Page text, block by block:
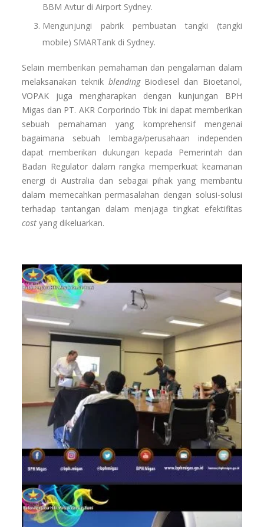
BBM Avtur di Airport Sydney.
Mengunjungi pabrik pembuatan tangki (tangki
mobile) SMARTank di Sydney.
Selain memberikan pemahaman dan pengalaman dalam
melaksanakan teknik blendingBiodiesel dan Bioetanol,
VOPAK juga mengharapkan dengan kunjungan BPH
Migas dan PT. AKR Corporindo Tbk ini dapat memberikan
sebuah pemahaman yang komprehensif mengenai
bagaimana sebuah lembaga/perusahaan independen
dapat memberikan dukungan kepada Pemerintah dan
Badan Regulator dalam rangka memperkuat keamanan
energi di Australia dan sebagai pihak yang membantu
dalam memecahkan permasalahan dengan solusi-solusi
terhadap tantangan dalam menjaga tingkat efektifitas
cost yang dikeluarkan.